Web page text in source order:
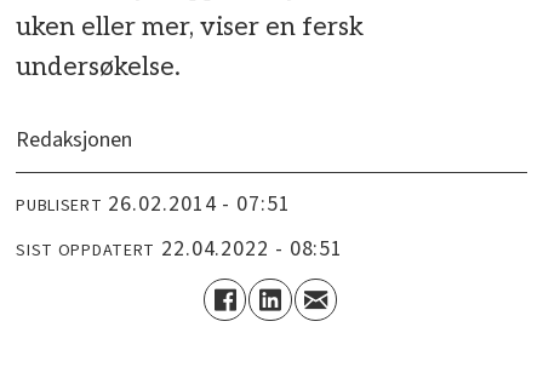
uken eller mer, viser en fersk
undersøkelse.
Redaksjonen
PUBLISERT 26.02.2014 - 07:51
SIST OPPDATERT 22.04.2022 - 08:51